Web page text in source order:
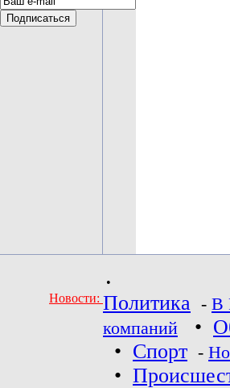
•
Новости: Политика - В
компаний
•
• Спорт -
•